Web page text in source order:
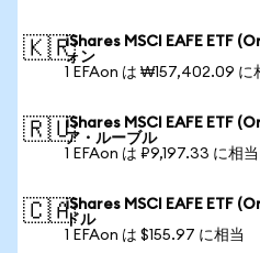
🇰🇷iShares MSCI EAFE ETF
ォン
1 EFAon は ₩157,402.09 に
🇷🇺iShares MSCI EAFE ETF
ア・ルーブル
1 EFAon は ₽9,197.33 に相当
🇨🇦iShares MSCI EAFE ETF
ドル
1 EFAon は $155.97 に相当